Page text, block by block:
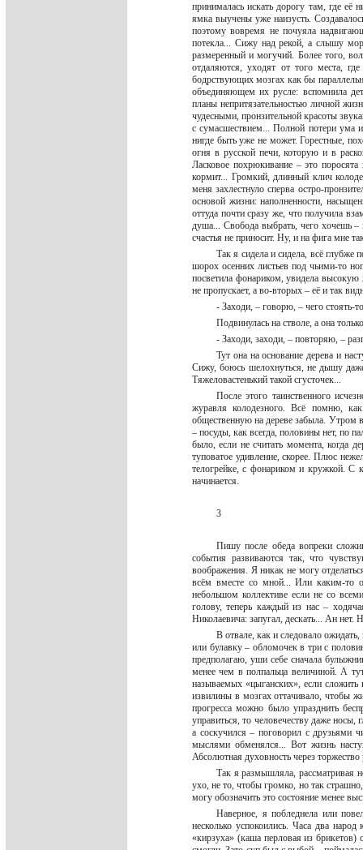
принималась искать дорогу там, где её
ямка выучены уже наизусть.
поэтому вовремя не почуяла
потекла... Сижу над рекой, а слышу
размеренный и могучий. Более того,
отдаляются, уходят от того места,
бодрствующих мозгах как бы
объединяющем их русле: вспомнила
планы непритязательностью личной
чудесными, пронзительной красоты
с сумасшествием... Полной потери ума
нигде быть уже не может. Горестные,
огня в русской печи, которую и в
Ласковое похрюкивание – это
кормит... Громкий, длинный клич
меня захлестнуло сперва остро-
основой жизни: наполненности,
оттуда почти сразу же, что получила
душа... Свобода выбрать, чего хочешь
счастья не приносит. Ну, и на фига мне
Так я сидела и сидела, всё глубже
шорох осенних листьев под чьими-то
посветила фонариком, увидела
не пропускает, а во-вторых – её и так
- Заходи, – говорю, – чего стоять-
Подвинулась на стволе, а она
- Заходи, заходи, – повторяю, –
Тут она на основание дерева и
Сижу, боюсь шелохнуться, не дышу
Тяжеловастенький такой сгусточек...
После этого таинственного
журавля колодезного. Всё помню,
общественную на дереве забыла. Утром
– посуды, как всегда, половины нет, по
было, если не считать момента, когда
туповатое удивление, скорее. Плюс
телогрейке, с фонариком и кружкой.
начинается.
3
Пишу после обеда вопреки
события развиваются так, что
воображения. Я никак не могу
всём вместе со мной... Или каким-то
небольшом коллективе если не со
голову, теперь каждый из нас –
Николаевича: запугал, дескать... Ан
В отвале, как и следовало
или булавку – обломочек в три с
предполагаю, уши себе сначала
менее чем в полпальца величиной. А
называемых «цыганских», если
извилины в мозгах оттачивало, чтобы
прогресса можно было упразднить
управиться, то человечеству даже
а соскучился – поговорил с друзьями
мыслями обменялся... Вот жизнь
Абсолютная духовность через
Так я размышляла, рассматривая
ухо, не то, чтобы громко, но так
могу обозначить это состояние менее
Наверное, я побледнела или
несколько успокоились. Часа два
«кирзуха» (каша перловая из брикетов)